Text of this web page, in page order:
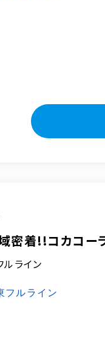
域密着!!コカコ
ライン